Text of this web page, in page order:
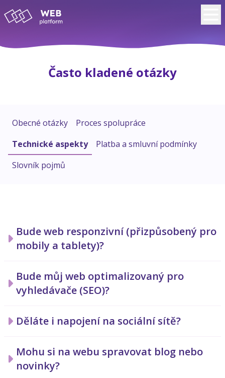
Často kladené otázky
Obecné otázky
Proces spolupráce
Technické aspekty
Platba a smluvní podmínky
Slovník pojmů
Bude web responzivní (přizpůsobený pro
mobily a tablety)?
Bude můj web optimalizovaný pro
vyhledávače (SEO)?
Děláte i napojení na sociální sítě?
Mohu si na webu spravovat blog nebo
novinky?